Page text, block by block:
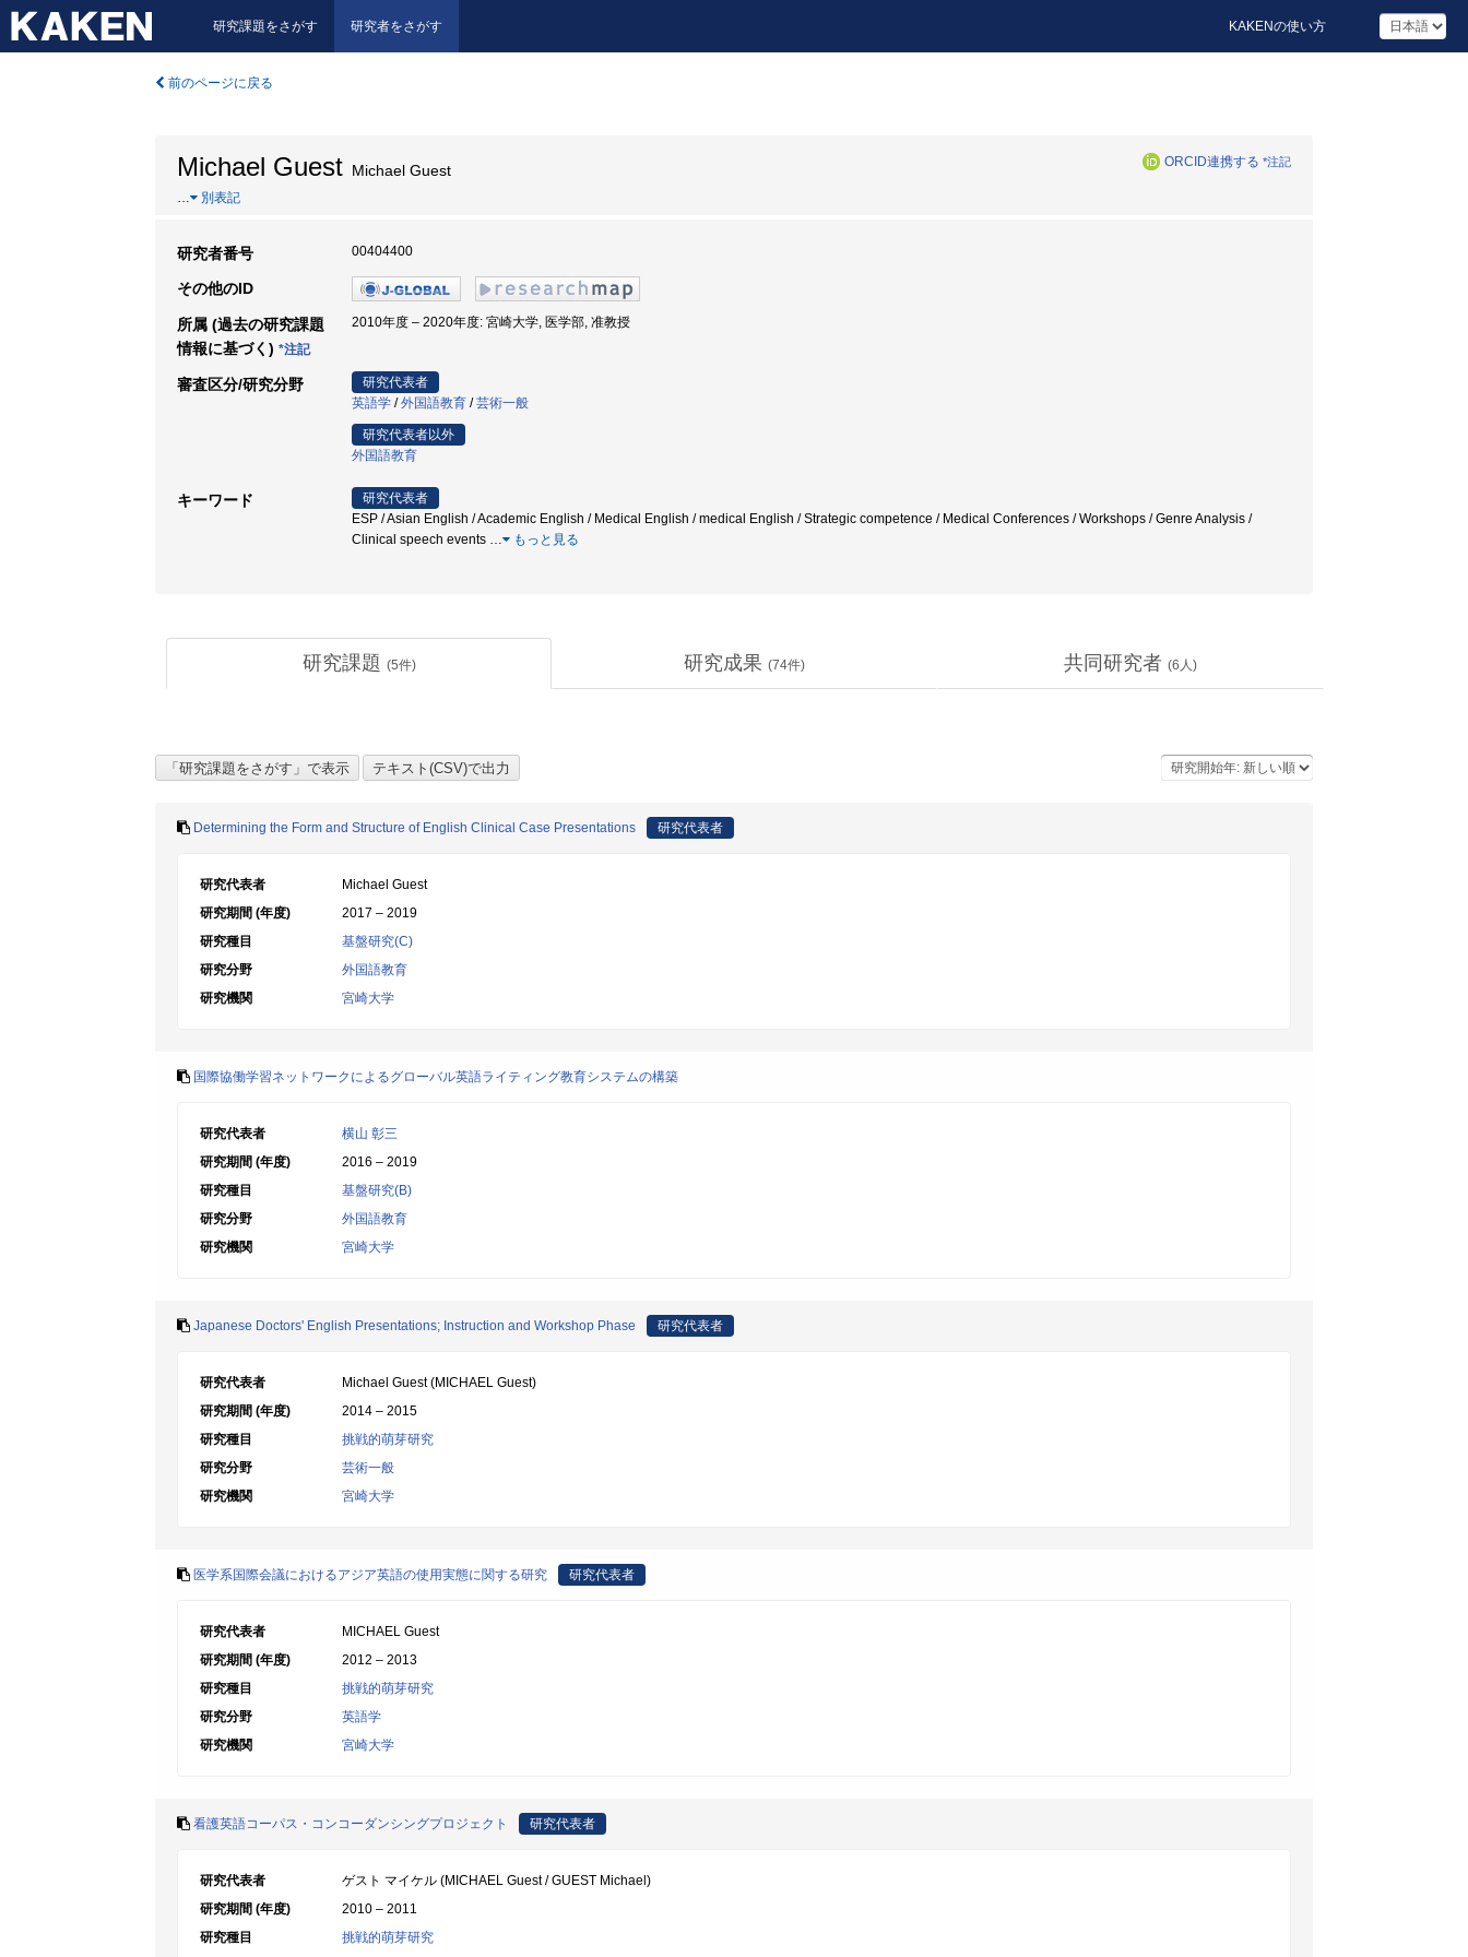
研究課題をさがす 研究者をさがす KAKENの使い方
前のページに戻る
Michael Guest Michael Guest ORCID連携する *注記
… 別表記
研究者番号 00404400
その他のID
所属 (過去の研究課題
情報に基づく) *注記
2010年度 – 2020年度: 宮崎大学, 医学部, 准教授
審査区分/研究分野
研究代表者
英語学 /外国語教育 /芸術一般
研究代表者以外
外国語教育
キーワード
研究代表者
ESP / Asian English / Academic English / Medical English / medical English / Strategic competence / Medical Conferences / Workshops / Genre Analysis /
Clinical speech events … もっと見る
研究課題 (5件) 研究成果 (74件) 共同研究者 (6 人)
Determining the Form and Structure of English Clinical Case Presentations 研究代表者
研究代表者
Michael Guest
研究期間 (年度)
2017 – 2019
研究種目
基盤研究(C)
研究分野
外国語教育
研究機関
宮崎大学
国際協働学習ネットワークによるグローバル英語ライティング教育システムの構築
研究代表者
横山 彰三
研究期間 (年度)
2016 – 2019
研究種目
基盤研究(B)
研究分野
外国語教育
研究機関
宮崎大学
Japanese Doctors' English Presentations; Instruction and Workshop Phase 研究代表者
研究代表者
Michael Guest (MICHAEL Guest)
研究期間 (年度)
2014 – 2015
研究種目
挑戦的萌芽研究
研究分野
芸術一般
研究機関
宮崎大学
医学系国際会議におけるアジア英語の使用実態に関する研究 研究代表者
研究代表者
MICHAEL Guest
研究期間 (年度)
2012 – 2013
研究種目
挑戦的萌芽研究
研究分野
英語学
研究機関
宮崎大学
看護英語コーパス・コンコーダンシングプロジェクト 研究代表者
研究代表者
ゲスト マイケル (MICHAEL Guest / GUEST Michael)
研究期間 (年度)
2010 – 2011
研究種目
挑戦的萌芽研究